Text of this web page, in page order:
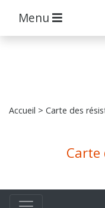
Menu
Accueil > Carte des
Carte